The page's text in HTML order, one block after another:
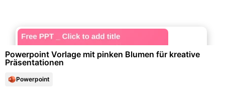
Powerpoint Vorlage mit pinken Blumen für kreative
Präsentationen
Powerpoint